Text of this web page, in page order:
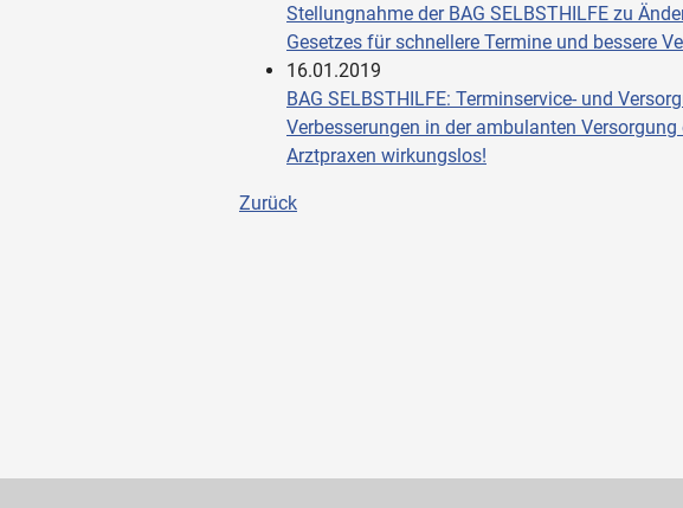
Stellungnahme der BAG SELBSTHILFE zu
Gesetzes für schnellere Termine und bessere
16.01.2019
BAG SELBSTHILFE: Terminservice- und
Verbesserungen in der ambulanten
Arztpraxen wirkungslos!
Zurück